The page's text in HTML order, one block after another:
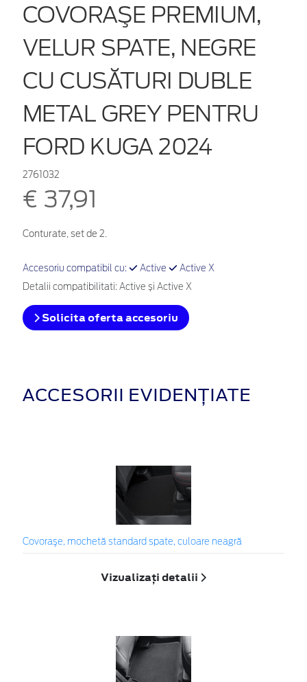
COVORAŞE PREMIUM,
VELUR SPATE, NEGRE
CU CUSĂTURI DUBLE
METAL GREY PENTRU
FORD KUGA 2024
2761032
€ 37,91
Conturate, set de 2.
Accesoriu compatibil cu: Active Active X
Detalii compatibilitati: Active și Active X
Solicita oferta accesoriu
ACCESORII EVIDENȚIATE
Covoraşe, mochetă standard spate, culoare neagră
Vizualizați detalii